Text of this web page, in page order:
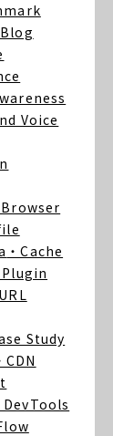
Blog
Voice
Browser
・Cache
Plugin
Study
CDN
DevTools